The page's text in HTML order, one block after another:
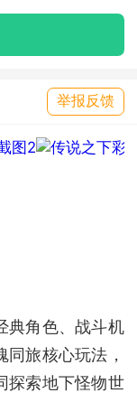
举报反馈
典角色、战斗机
旅核心玩法，
探索地下怪物世